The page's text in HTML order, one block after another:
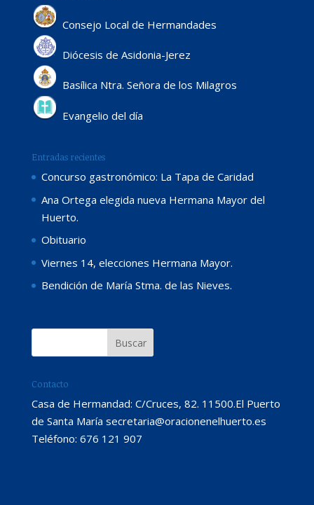
Consejo Local de Hermandades
Diócesis de Asidonia-Jerez
Basílica Ntra. Señora de los Milagros
Evangelio del día
Entradas recientes
Concurso gastronómico: La Tapa de Caridad
Ana Ortega elegida nueva Hermana Mayor del
Huerto.
Obituario
Viernes 14, elecciones Hermana Mayor.
Bendición de María Stma. de las Nieves.
Contacto
Casa de Hermandad: C/Cruces, 82. 11500.El Puerto
de Santa María secretaria@oracionenelhuerto.es
Teléfono: 676 121 907